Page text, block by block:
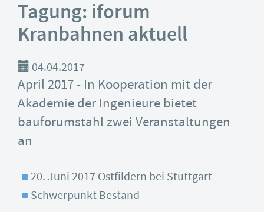
Tagung: iforum
Kranbahnen aktuell
04.04.2017
April 2017 - In Kooperation mit der
Akademie der Ingenieure bietet
bauforumstahl zwei Veranstaltungen
an
20. Juni 2017 Ostfildern bei Stuttgart
Schwerpunkt Bestand